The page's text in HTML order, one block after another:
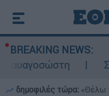
BREAKING NEWS:
δημοφιλές τώρα: «Θέλω